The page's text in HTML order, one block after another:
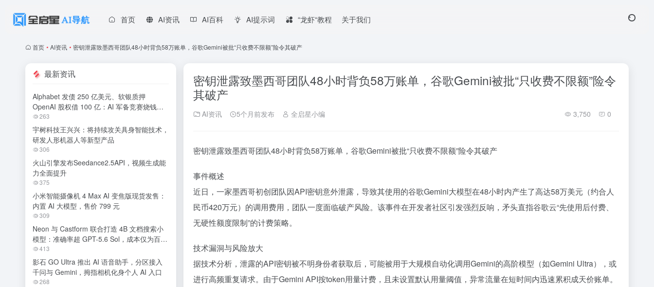
首页 AI资讯 AI百科 AI提示词 “龙虾“教程 关于我们
首页 • AI资讯 • 密钥泄露致墨西哥团队48小时背负58万账单，谷歌Gemini被批“只收费不限额”险令其破产
密钥泄露致墨西哥团队48小时背负58万账单，谷歌Gemini被批“只收费不限额”险令
其破产
AI资讯 5个月前发布 全启星小编 3,750 0
密钥泄露致墨西哥团队48小时背负58万账单，谷歌Gemini被批“只收费不限额”险令其破产
事件概述
近日，一家墨西哥初创团队因API密钥意外泄露，导致其使用的谷歌Gemini大模型在48小时内产生了高达58万美元（约合人
民币420万元）的调用费用，团队一度面临破产风险。该事件在开发者社区引发强烈反响，矛头直指谷歌云“先使用后付费、
无硬性额度限制”的计费策略。
技术漏洞与风险放大
据技术分析，泄露的API密钥被不明身份者获取后，可能被用于大规模自动化调用Gemini的高阶模型（如Gemini Ultra），或
进行高频重复请求。由于Gemini API按token用量计费，且未设置默认用量阈值，异常流量在短时间内迅速累积成天价账单。
最新资讯
Alphabet 发债 250 亿美元、软银质押
OpenAI 股权借 100 亿：AI 军备竞赛烧钱无
休止
263
宇树科技王兴兴：将持续攻关具身智能技术，
研发人形机器人等新型产品
306
火山引擎发布Seedance2.5API，视频生成能
力全面提升
375
小米智能摄像机 4 Max AI 变焦版现货发售：
内置 AI 大模型，售价 799 元
309
Neon 与 Castform 联合打造 4B 文档搜索小
模型：准确率超 GPT-5.6 Sol，成本仅为百分
之一413
影石 GO Ultra 推出 AI 语音助手，分区接入
千问与 Gemini，拇指相机化身个人 AI 入口
268